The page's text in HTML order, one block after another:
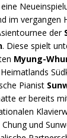
im vergangen
der
. Diese spielt
Myung-
Pianist
er bereits
und